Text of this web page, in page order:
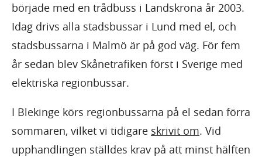
började med en trådbuss i Landskrona år 2003.
Idag drivs alla stadsbussar i Lund med el, och
stadsbussarna i Malmö är på god väg. För fem
år sedan blev Skånetrafiken först i Sverige med
elektriska regionbussar.
I Blekinge körs regionbussarna på el sedan förra
sommaren, vilket vi tidigare skrivit om. Vid
upphandlingen ställdes krav på att minst hälften